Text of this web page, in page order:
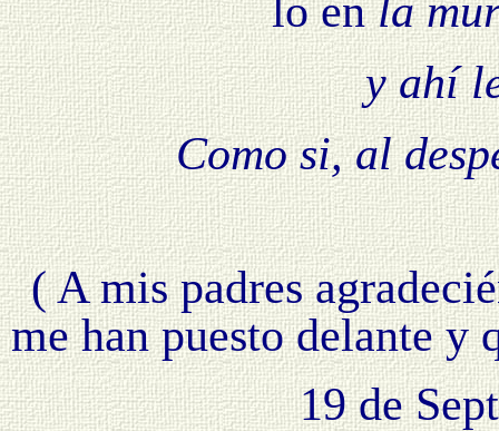
lo enla
y ahí
Como si, al
( A mis padres
me han puesto delante y
19 de